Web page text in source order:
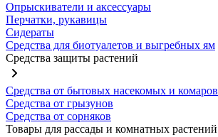
Опрыскиватели и аксессуары
Перчатки, рукавицы
Сидераты
Средства для биотуалетов и выгребных ям
Средства защиты растений
Средства от бытовых насекомых и комаров
Средства от грызунов
Средства от сорняков
Товары для рассады и комнатных растений